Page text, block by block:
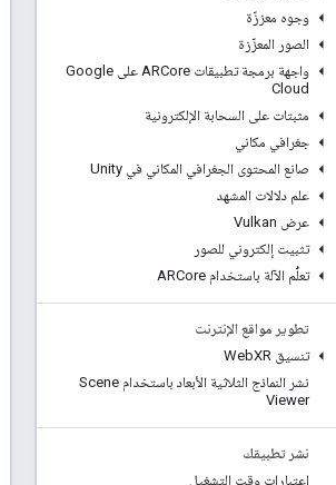
وجوه معززّة
الصور المعزّزة
واجهة برمجة تطبيقات ARCore على Google
Cloud
مثبتات على السحابة الإلكترونية
جغرافي مكاني
صانع المحتوى الجغرافي المكاني في Unity
علم دلالات المشهد
عرض Vulkan
تثبيت إلكتروني للصور
تعلُّم الآلة باستخدام ARCore
تطوير مواقع الإنترنت
تنسيق Web XR
نشر النماذج الثلاثية الأبعاد باستخدام Scene
Viewer
نشر تطبيقك
اعتبارات وقت التشغيل